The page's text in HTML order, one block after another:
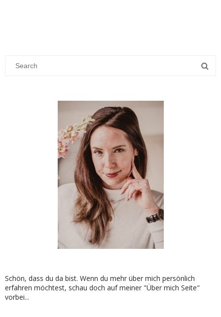
Schön, dass du da bist. Wenn du mehr über mich persönlich
erfahren möchtest, schau doch auf meiner "Über mich Seite"
vorbei...